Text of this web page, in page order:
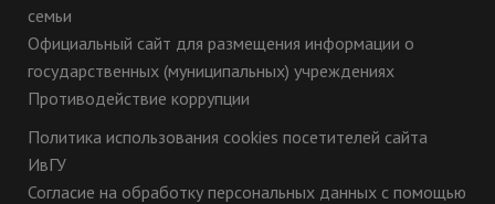
семьи
Официальный сайт для размещения информации о
государственных (муниципальных) учреждениях
Противодействие коррупции
Политика использования cookies посетителей сайта
ИвГУ
Согласие на обработку персональных данных с помощью